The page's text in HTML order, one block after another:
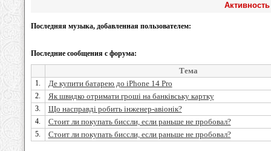
Последняя музыка, добавленная пользователем:
Последние сообщения с форума:
Тема
1. Де купити батарею до iPhone 14 Pro
2. Як швидко отримати гроші на банківську картку
3. Що насправді робить інженер-авіонік?
4. Стоит ли покупать биссли, если раньше не пробовал?
5. Стоит ли покупать биссли, если раньше не пробовал?